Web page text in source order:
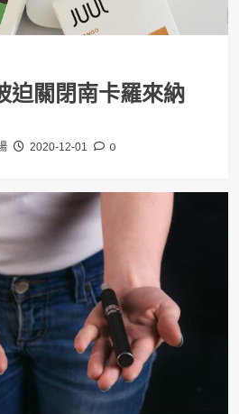
迫關閉南卡羅來納
2020-12-01 0